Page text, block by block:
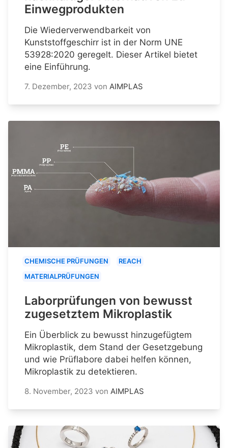
Einwegprodukten
Die Wiederverwendbarkeit von
Kunststoffgeschirr ist in der Norm UNE
53928:2020 geregelt. Dieser Artikel bietet
eine Einführung.
7. Dezember, 2023 von AIMPLAS
CHEMISCHE PRÜFUNGEN
REACH
MATERIALPRÜFUNGEN
Laborprüfungen von bewusst
zugesetztem Mikroplastik
Ein Überblick zu bewusst hinzugefügtem
Mikroplastik, dem Stand der Gesetzgebung
und wie Prüflabore dabei helfen können,
Mikroplastik zu detektieren.
8. November, 2023 von AIMPLAS